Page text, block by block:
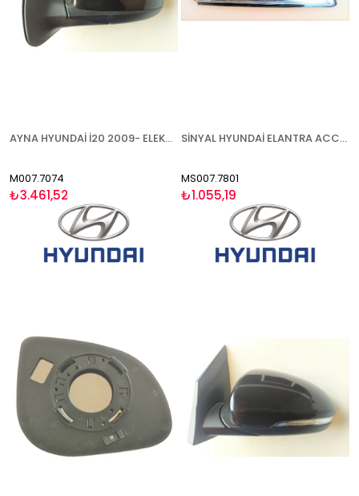
AYNA HYUNDAİ İ20 2009- ELEKTRİKLİ SOL
M007.7074
₺3.461,52
SİNYAL HYUNDAİ ELANTRA ACCENT BLUE 2011-SAĞ
MS007.7801
₺1.055,19